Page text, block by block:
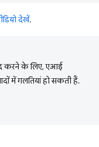
देखें.
करने के लिए, एआई
में गलतियां हो सकती हैं.